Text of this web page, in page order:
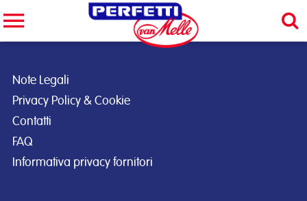
Note Legali
Privacy Policy & Cookie
Contatti
FAQ
Informativa privacy fornitori